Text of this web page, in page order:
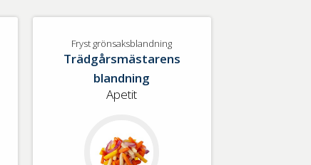
Fryst grönsaksblandning
Trädgårsmästarens
blandning
Apetit